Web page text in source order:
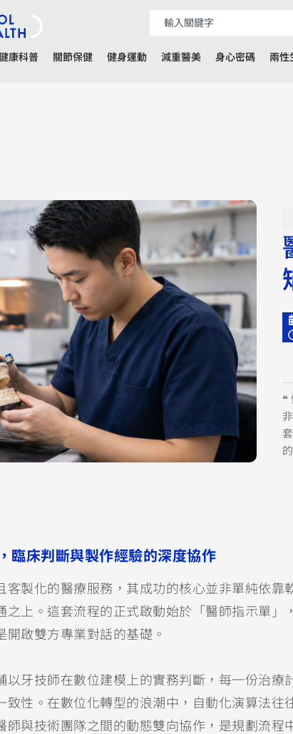
康科普 關節保健 健身運動 減重醫美 身心密碼 兩性
❝
臨床判斷與製作經驗的深度協作
客製化的醫療服務，其成功的核心並非單純依靠
之上。這套流程的正式啟動始於「醫師指示單」
啟雙方專業對話的基礎。
以牙技師在數位建模上的實務判斷，每一份治療
致性。在數位化轉型的浪潮中，自動化演算法往
師與技術團隊之間的動態雙向協作，是規劃流程